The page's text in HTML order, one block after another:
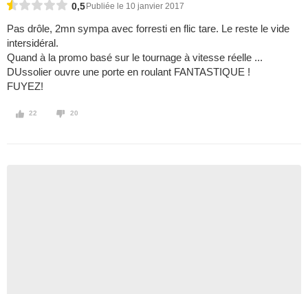
0,5 Publiée le 10 janvier 2017
Pas drôle, 2mn sympa avec forresti en flic tare. Le reste le vide
intersidéral.
Quand à la promo basé sur le tournage à vitesse réelle ...
DUssolier ouvre une porte en roulant FANTASTIQUE !
FUYEZ!
22 20